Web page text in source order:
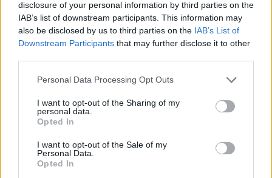
disclosure of your personal information by third parties on the
IAB’s list of downstream participants. This information may
also be disclosed by us to third parties on the IAB’s List of
Downstream Participants that may further disclose it to other
Personal Data Processing Opt Outs
I want to opt-out of the Sharing of my
personal data.
Opted In
I want to opt-out of the Sale of my
Personal Data.
Opted In
ALTRE NOTIZIE DI LEGNANO